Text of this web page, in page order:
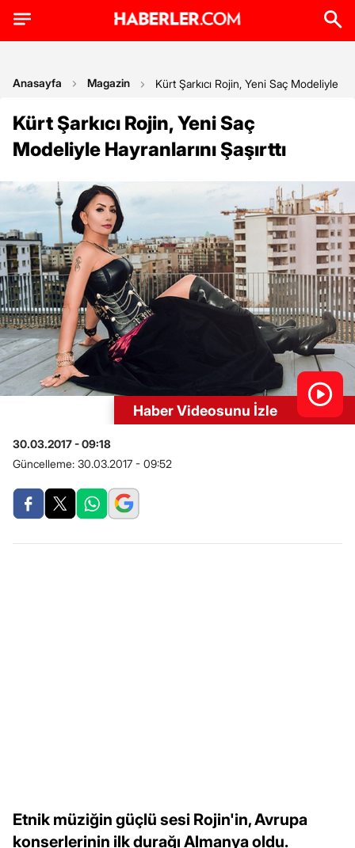
Anasayfa Magazin Kürt Şarkıcı Rojin, Yeni Saç Modeliyle
Kürt Şarkıcı Rojin, Yeni Saç
Modeliyle Hayranlarını Şaşırttı
Haber Videosunu İzle
30.03.2017 - 09:18
Güncelleme: 30.03.2017 - 09:52
Etnik müziğin güçlü sesi Rojin'in, Avrupa
konserlerinin ilk durağı Almanya oldu.